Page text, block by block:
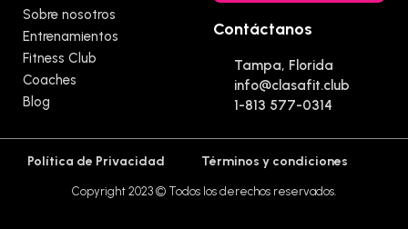
Sobre nosotros
Entrenamientos
Fitness Club
Coaches
Blog
Contáctanos
Tampa, Florida
info@clasafit.club
1-813 577-0314
Política de Privacidad Términos y condiciones
Copyright 2023 © Todos los derechos reservados.